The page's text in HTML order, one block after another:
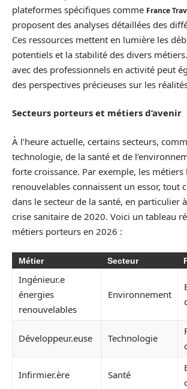
plateformes spécifiques comme France
proposent des analyses détaillées des
Ces ressources mettent en lumière les
potentiels et la stabilité des divers
avec des professionnels en activité peut
des perspectives précieuses sur les
Secteurs porteurs et métiers d’avenir
À l’heure actuelle, certains secteurs,
technologie, de la santé et de
forte croissance. Par exemple, les métiers
renouvelables connaissent un essor, tout
dans le secteur de la santé, en particulier
crise sanitaire de 2020. Voici un tableau
métiers porteurs en 2026 :
Métier Secteur
Ingénieur.e
énergies
renouvelables
Environnement
Développeur.euse Technologie
Infirmier.ère Santé